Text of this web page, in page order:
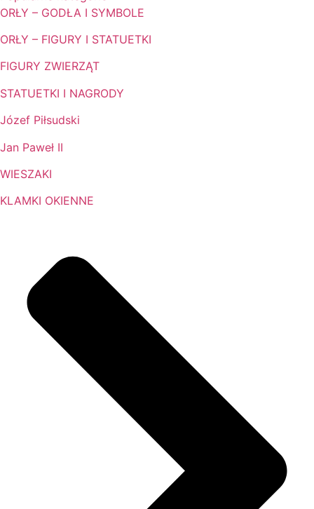
ORŁY – GODŁA I SYMBOLE
ORŁY – FIGURY I STATUETKI
FIGURY ZWIERZĄT
STATUETKI I NAGRODY
Józef Piłsudski
Jan Paweł II
WIESZAKI
KLAMKI OKIENNE